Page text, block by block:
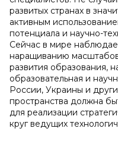
развитых странах в
активным
потенциала и научно-
Сейчас в мире
наращиванию
развития образования,
образовательная и
России, Украины и
пространства должна
для реализации
круг ведущих